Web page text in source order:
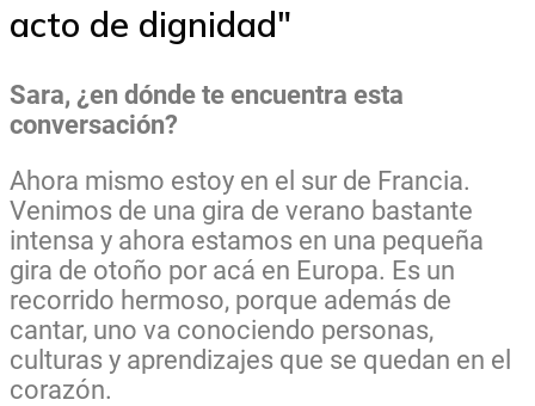
acto de dignidad"
Sara, ¿en dónde te encuentra esta
conversación?
Ahora mismo estoy en el sur de Francia.
Venimos de una gira de verano bastante
intensa y ahora estamos en una pequeña
gira de otoño por acá en Europa. Es un
recorrido hermoso, porque además de
cantar, uno va conociendo personas,
culturas y aprendizajes que se quedan en el
corazón.